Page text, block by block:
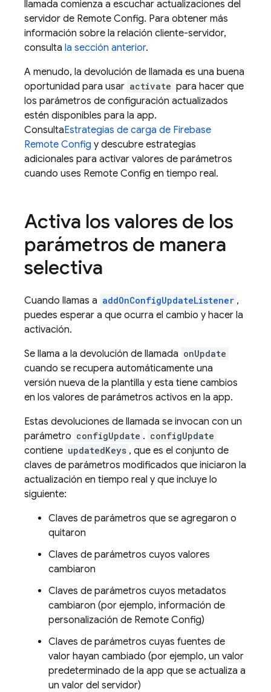
llamada comienza a escuchar actualizaciones del
servidor de Remote Config. Para obtener más
información sobre la relación cliente-servidor,
consulta la sección anterior.
A menudo, la devolución de llamada es una buena
oportunidad para usar activate para hacer que
los parámetros de configuración actualizados
estén disponibles para la app.
ConsultaEstrategias de carga de Firebase
Remote Config y descubre estrategias
adicionales para activar valores de parámetros
cuando uses Remote Config en tiempo real.
Activa los valores de los
parámetros de manera
selectiva
Cuando llamas a addOnConfigUpdateListener ,
puedes esperar a que ocurra el cambio y hacer la
activación.
Se llama a la devolución de llamada onUpdate
cuando se recupera automáticamente una
versión nueva de la plantilla y esta tiene cambios
en los valores de parámetros activos en la app.
Estas devoluciones de llamada se invocan con un
parámetro configUpdate . configUpdate
contiene updatedKeys , que es el conjunto de
claves de parámetros modificados que iniciaron la
actualización en tiempo real y que incluye lo
siguiente:
Claves de parámetros que se agregaron o
quitaron
Claves de parámetros cuyos valores
cambiaron
Claves de parámetros cuyos metadatos
cambiaron (por ejemplo, información de
personalización de Remote Config)
Claves de parámetros cuyas fuentes de
valor hayan cambiado (por ejemplo, un valor
predeterminado de la app que se actualiza a
un valor del servidor)